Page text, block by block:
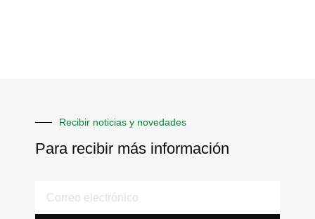
Recibir noticias y novedades
Para recibir más información